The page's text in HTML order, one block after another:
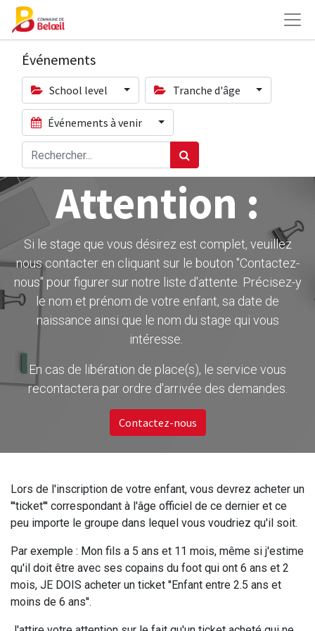
Événements
School level Tranche d'âge
Événements à venir
Attention :
Si le stage que vous désirez est complet, veuillez
nous contacter en cliquant sur le bouton ''Contactez-
nous" pour figurer sur notre liste d'attente. Précisez-y
le nom et prénom de votre enfant, sa date de
naissance ainsi que le nom du stage qui vous
intéresse.
En cas de libération de place(s), le service vous
recontactera par ordre d'arrivée des demandes.
Contactez-nous
Lors de l'inscription de votre enfant, vous devrez acheter un
'''ticket''' correspondant à l'âge officiel de ce dernier et ce
peu importe le groupe dans lequel vous voudriez qu'il soit.
Par exemple : Mon fils a 5 ans et 11 mois, même si j'estime
qu'il doit être avec ses copains du foot qui ont 6 ans et 2
mois, JE DOIS acheter un ticket ''Enfant entre 2.5 ans et
moins de 6 ans''.